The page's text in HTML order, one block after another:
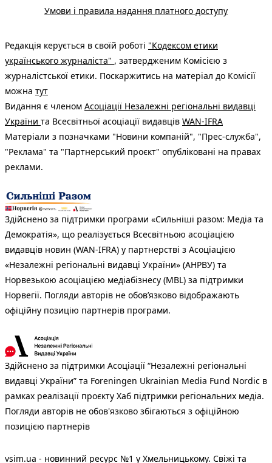
Умови і правила надання платного доступу
Редакція керується в своїй роботі "Кодексом етики
українського журналіста" , затвердженим Комісією з
журналістської етики. Поскаржитись на матеріал до Комісії
можна тут
Видання є членом Асоціації Незалежні регіональні видавці
України та Всесвітньої асоціації видавців WAN-IFRA
Матеріали з позначками "Новини компаній", "Прес-служба",
"Реклама" та "Партнерський проєкт" опубліковані на правах
реклами.
Здійснено за підтримки програми «Сильніші разом: Медіа та
Демократія», що реалізується Всесвітньою асоціацією
видавців новин (WAN-IFRA) у партнерстві з Асоціацією
«Незалежні регіональні видавці України» (АНРВУ) та
Норвезькою асоціацією медіабізнесу (MBL) за підтримки
Норвегії. Погляди авторів не обов’язково відображають
офіційну позицію партнерів програми.
Здійснено за підтримки Асоціації “Незалежні регіональні
видавці України” та Foreningen Ukrainian Media Fund Nordic в
рамках реалізації проєкту Хаб підтримки регіональних медіа.
Погляди авторів не обов'язково збігаються з офіційною
позицією партнерів
vsim.ua - новинний ресурс №1 у Хмельницькому. Свіжі та